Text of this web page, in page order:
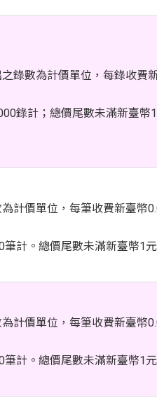
錄數為計價單位，每錄收費
錄計；總價尾數未滿新臺幣
計價單位，每筆收費新臺幣
筆計。總價尾數未滿新臺幣1
計價單位，每筆收費新臺幣
筆計。總價尾數未滿新臺幣1